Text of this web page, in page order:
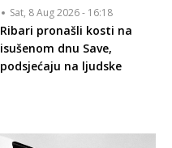
Sat, 8 Aug 2026 - 16:18
Ribari pronašli kosti na
isušenom dnu Save,
podsjećaju na ljudske